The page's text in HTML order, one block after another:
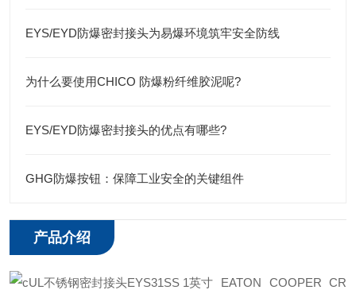
EYS/EYD防爆密封接头为易爆环境筑牢安全防线
为什么要使用CHICO 防爆粉纤维胶泥呢?
EYS/EYD防爆密封接头的优点有哪些?
GHG防爆按钮：保障工业安全的关键组件
产品介绍
EATON COOPER CR